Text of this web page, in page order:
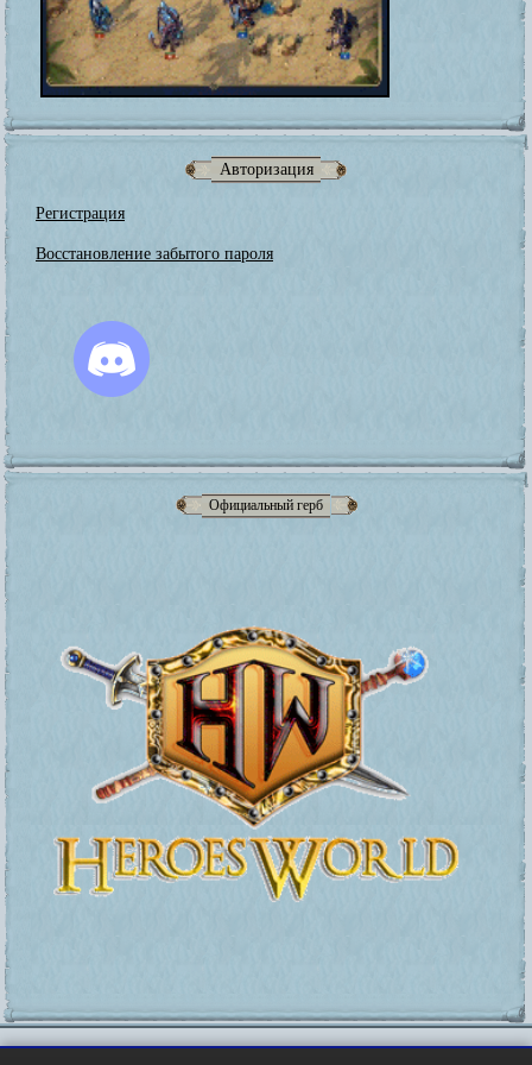
Авторизация
Регистрация
Восстановление забытого пароля
Официальный герб